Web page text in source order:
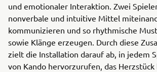
und emotionaler Interaktion. Zwei
nonverbale und intuitive Mittel
kommunizieren und so rhythmische
sowie Klänge erzeugen. Durch diese
zielt die Installation darauf ab, in jedem
von Kando hervorzurufen, das Herzstück